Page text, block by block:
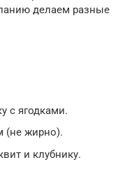
делаем разные
с ягодками.
(не жирно).
и клубнику.